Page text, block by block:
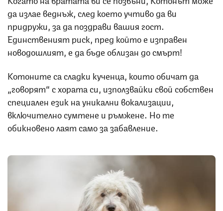
да излае веднъж, след което учтиво да ви
придружи, за да поздрави вашия гост.
Единственият риск, пред който е изправен
новодошлият, е да бъде облизан до смърт!
Котоните са сладки кученца, които обичат да
„говорят“ с хората си, използвайки свой собствен
специален език на уникални вокализации,
включително сумтене и ръмжене. Но те
обикновено лаят само за забавление.